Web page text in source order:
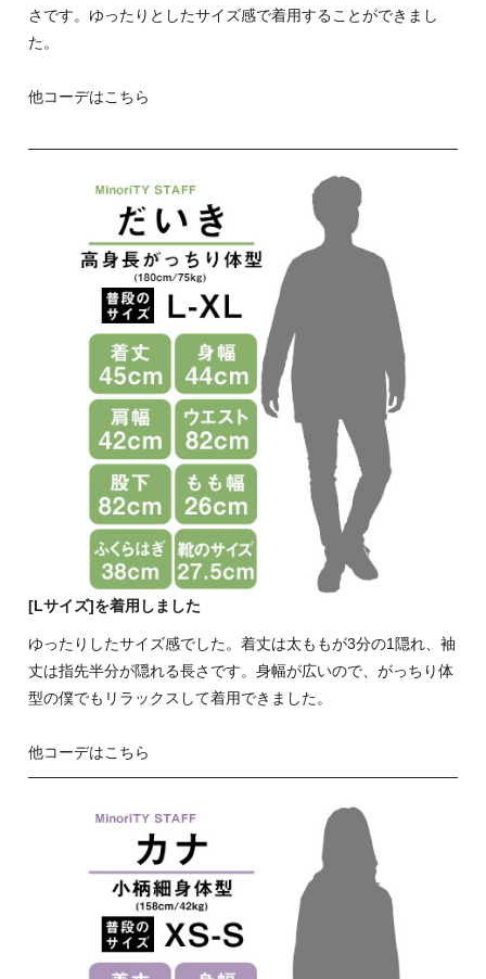
さです。ゆったりとしたサイズ感で着用することができまし
た。
他コーデはこちら
[Lサイズ]を着用しました
ゆったりしたサイズ感でした。着丈は太ももが3分の1隠れ、袖
丈は指先半分が隠れる長さです。身幅が広いので、がっちり体
型の僕でもリラックスして着用できました。
他コーデはこちら